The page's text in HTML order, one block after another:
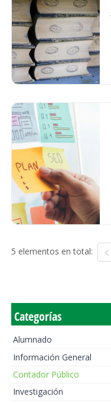
5 elementos en total:
Categorías
Alumnado
Información General
Contador Público
Investigación